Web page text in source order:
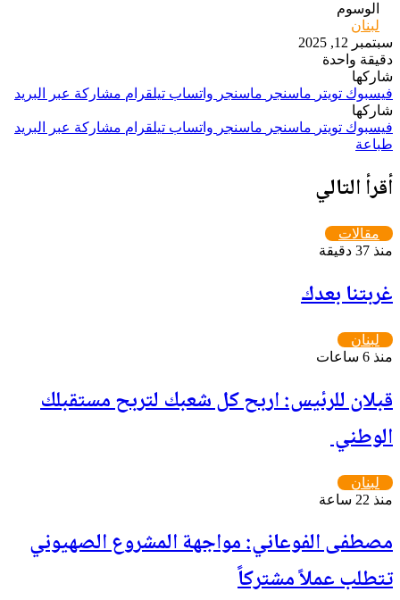
الوسوم
لبنان
سبتمبر 12, 2025
دقيقة واحدة
شاركها
فيسبوك تويتر ماسنجر ماسنجر واتساب تيلقرام مشاركة عبر البريد
شاركها
فيسبوك تويتر ماسنجر ماسنجر واتساب تيلقرام مشاركة عبر البريد
طباعة
أقرأ التالي
مقالات
منذ 37 دقيقة
غربتنا بعدك
لبنان
منذ 6 ساعات
قبلان للرئيس: اربح كل شعبك لتربح مستقبلك
الوطني ‏
لبنان
منذ 22 ساعة
مصطفى الفوعاني: مواجهة المشروع الصهيوني
تتطلب عملاً مشتركاً